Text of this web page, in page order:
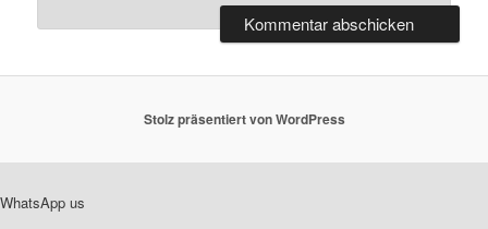
Stolz präsentiert von WordPress
WhatsApp us